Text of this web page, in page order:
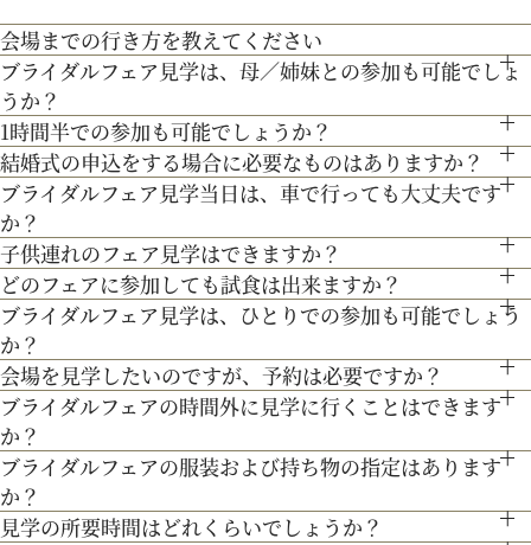
学！
リニューアルした宮の森フランセスをご紹介。
歴史を受け継ぐ本物の教会】200年の歴史を持つ礼拝堂を南フ
ランスから移築。祭壇やパイプオルガン、ステンドグラスなど
も当時のまま。挙式当日の雰囲気をぜひ、体感してみて♪
３Dプロジェクションマッピングを始め、先輩カップル絶賛の
最先端のウェディング演出の数々をご紹介。ゲストと楽しむ演
出、お姫様のように注目される演出、あなたの理想にあったも
のをご提案します。
専属衣装室『マリアクリスティ』をご案内。夢のような結婚式
を彩るドレスを間近でご覧いただける特別な機会です。是非運
命の1着を見つけてみてください＊
会場までの行き方を教えてください
●お車でお越しの方へ JR札幌駅から約15分 地下鉄西28丁
目から約3分
●交通機関をご利用の方へ 地下鉄東西線「西28丁目」駅下
車 2番出口より徒歩約15分となっております。
ブライダルフェア見学は、母／姉妹との参加も可能でしょ
うか？
もちろん可能です。親御様やご家族との参加も歓迎しておりま
す。
1時間半での参加も可能でしょうか？
通常、会場見学と試食で3時間程となります。時間内で必要な
ご案内にてご対応させて頂きます。
結婚式の申込をする場合に必要なものはありますか？
お内金と印鑑をお持ちいただいております。都度、プランナー
よりご案内させて頂きますのでご安心ください。
ブライダルフェア見学当日は、車で行っても大丈夫です
か？
お車でお越しいただいても大丈夫です。その際は、会場併設の
無料駐車場をご利用下さい。
子供連れのフェア見学はできますか？
もちろん可能です。授乳室等もご用意しておりますのでご安心
ください。
また、お子様連れでのご来館が不安な場合は、オンライン相談
フェアもご検討下さい。
どのフェアに参加しても試食は出来ますか？
「試食」マークのついているフェアにて、シェフ厳選料理の無
料試食を行っております。
ブライダルフェア見学は、ひとりでの参加も可能でしょう
か？
もちろん可能です。おひとり様でのご見学も歓迎しておりま
す。
会場を見学したいのですが、予約は必要ですか？
予約制ではございませんが、予約の方優先でご案内をしており
ます。
事前にご予約頂けますとご希望の日時に見学確実かと存じます
ので、ブライダルフェアページより予約、またはお電話にてお
ブライダルフェアの時間外に見学に行くことはできます
か？
ブライダルフェア開催時間帯での参加が難しい場合は、お電話
にてお気軽にご相談下さい。
ブライダルフェアの服装および持ち物の指定はあります
か？
特に指定はございません。服装は普段着でお気軽にお越しく
見学の所要時間はどれくらいでしょうか？